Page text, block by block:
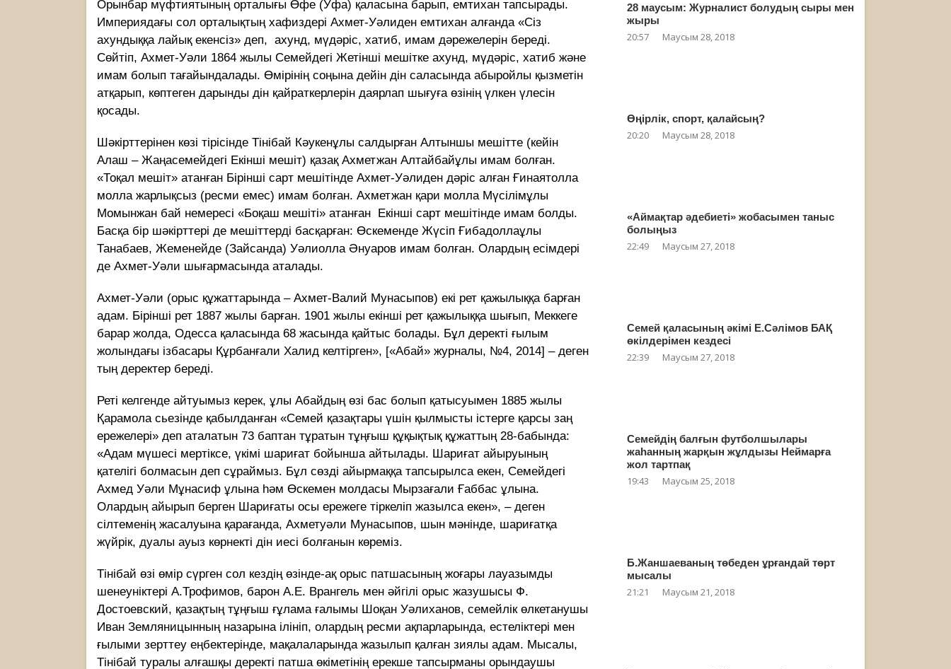
Орынбар мүфтиятының орталығы Өфе (Уфа) қаласына барып, емтихан тапсырады.
Империядағы сол орталықтың хафиздері Ахмет-Уәлиден емтихан алғанда «Сіз
ахундыққа лайық екенсіз» деп, ахунд, мүдәріс, хатиб, имам дәрежелерін береді.
Сөйтіп, Ахмет-Уәли 1864 жылы Семейдегі Жетінші мешітке ахунд, мүдәріс, хатиб және
имам болып тағайындалады. Өмірінің соңына дейін дін саласында абыройлы қызметін
атқарып, көптеген дарынды дін қайраткерлерін даярлап шығуға өзінің үлкен үлесін
қосады.
Шәкірттерінен көзі тірісінде Тінібай Кәукенұлы салдырған Алтыншы мешітте (кейін
Алаш – Жаңасемейдегі Екінші мешіт) қазақ Ахметжан Алтайбайұлы имам болған.
«Тоқал мешіт» атанған Бірінші сарт мешітінде Ахмет-Уәлиден дәріс алған Ғинаятолла
молла жарлықсыз (ресми емес) имам болған. Ахметжан қари молла Мүсілімұлы
Момынжан бай немересі «Боқаш мешіті» атанған Екінші сарт мешітінде имам болды.
Басқа бір шәкірттері де мешіттерді басқарған: Өскеменде Жүсіп Ғибадоллаұлы
Танабаев, Жеменейде (Зайсанда) Уәлиолла Әнуаров имам болған. Олардың есімдері
де Ахмет-Уәли шығармасында аталады.
Ахмет-Уәли (орыс құжаттарында – Ахмет-Валий Мунасыпов) екі рет қажылыққа барған
адам. Бірінші рет 1887 жылы барған. 1901 жылы екінші рет қажылыққа шығып, Меккеге
барар жолда, Одесса қаласында 68 жасында қайтыс болады. Бұл деректі ғылым
жолындағы ізбасары Құрбанғали Халид келтірген», [«Абай» журналы, №4, 2014] – деген
тың деректер береді.
Реті келгенде айтуымыз керек, ұлы Абайдың өзі бас болып қатысуымен 1885 жылы
Қарамола сьезінде қабылданған «Семей қазақтары үшін қылмысты істерге қарсы заң
ережелері» деп аталатын 73 баптан тұратын тұңғыш құқықтық құжаттың 28-бабында:
«Адам мүшесі мертіксе, үкімі шариғат бойынша айтылады. Шариғат айыруының
қателігі болмасын деп сұраймыз. Бұл сөзді айырмаққа тапсырылса екен, Семейдегі
Ахмед Уәли Мұнасиф ұлына һәм Өскемен молдасы Мырзағали Ғаббас ұлына.
Олардың айырып берген Шариғаты осы ережеге тіркеліп жазылса екен», – деген
сілтеменің жасалуына қарағанда, Ахметуәли Мунасыпов, шын мәнінде, шариғатқа
жүйрік, дуалы ауыз көрнекті дін иесі болғанын көреміз.
Тiнiбай өзi өмiр сүрген сол кездiң өзiнде-ақ орыс патшасының жоғары лауазымды
шенеунiктерi А.Трофимов, барон А.Е. Врангель мен әйгілі орыс жазушысы Ф.
Достоевский, қазақтың тұңғыш ғұлама ғалымы Шоқан Уәлиханов, семейлік өлкетанушы
Иван Земляницынның назарына iлiнiп, олардың ресми ақпарларында, естелiктерi мен
ғылыми зерттеу еңбектерiнде, мақалаларында жазылып қалған зиялы адам. Мысалы,
Тiнiбай туралы алғашқы деректi патша өкiметiнiң ерекше тапсырманы орындаушы
28 маусым: Журналист болудың сыры мен
жыры
20:57 Маусым 28, 2018
Өңірлік, спорт, қалайсың?
20:20 Маусым 28, 2018
«Аймақтар әдебиеті» жобасымен таныс
болыңыз
22:49 Маусым 27, 2018
Семей қаласының әкімі Е.Сәлімов БАҚ
өкілдерімен кездесі
22:39 Маусым 27, 2018
Семейдің балғын футболшылары
жаһанның жарқын жұлдызы Неймарға
жол тартпақ
19:43 Маусым 25, 2018
Б.Жаншаеваның төбеден ұрғандай төрт
мысалы
21:21 Маусым 21, 2018